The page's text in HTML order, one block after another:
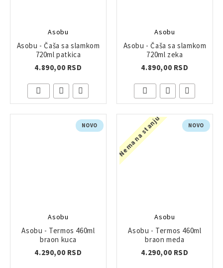
Asobu
Asobu - Čaša sa slamkom
720ml patkica
4.890,00 RSD
Asobu
Asobu - Čaša sa slamkom
720ml zeka
4.890,00 RSD
NOVO
Asobu
Asobu - Termos 460ml
braon kuca
4.290,00 RSD
NOVO
Nema na stanju
Asobu
Asobu - Termos 460ml
braon meda
4.290,00 RSD